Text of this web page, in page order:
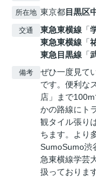
所在地 東京都目黒区
交通 東急東横線 「
東急東横線 「
東急目黒線 「
備考
ぜひ一度見て
です。便利な
店」まで
かの路線にト
観タイル張り
ちます。より
SumoSumo渋
急東横線学芸
扱っております